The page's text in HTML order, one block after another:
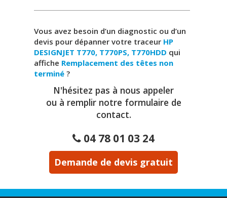
Vous avez besoin d’un diagnostic ou d’un
devis pour dépanner votre traceur HP
DESIGNJET T770, T770PS, T770HDD qui
affiche Remplacement des têtes non
terminé ?
N'hésitez pas à nous appeler
ou à remplir notre formulaire de
contact.
04 78 01 03 24
Demande de devis gratuit